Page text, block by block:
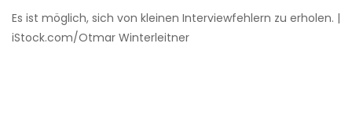
Es ist möglich, sich von kleinen Interviewfehlern zu erholen. |
iStock.com/Otmar Winterleitner